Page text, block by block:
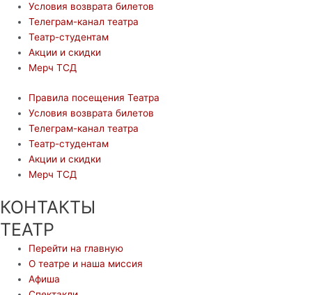
Условия возврата билетов
Телеграм-канал театра
Театр-студентам
Акции и скидки
Мерч ТСД
Правила посещения Театра
Условия возврата билетов
Телеграм-канал театра
Театр-студентам
Акции и скидки
Мерч ТСД
КОНТАКТЫ
ТЕАТР
Перейти на главную
О театре и наша миссия
Афиша